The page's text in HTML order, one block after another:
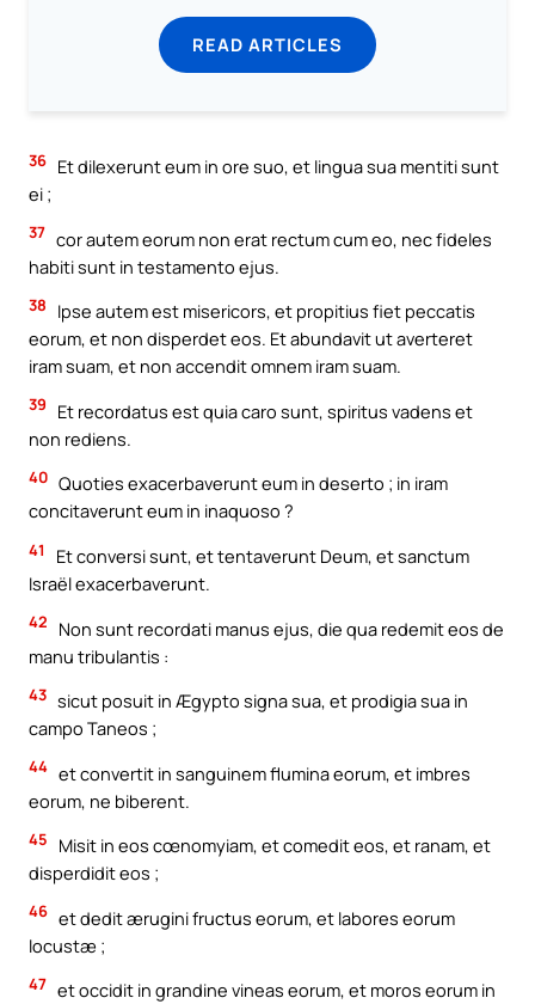
READ ARTICLES
36 Et dilexerunt eum in ore suo, et lingua sua mentiti sunt
ei ;
37 cor autem eorum non erat rectum cum eo, nec fideles
habiti sunt in testamento ejus.
38
Ipse autem est misericors, et propitius fiet peccatis
eorum, et non disperdet eos. Et abundavit ut averteret
iram suam, et non accendit omnem iram suam.
39
Et recordatus est quia caro sunt, spiritus vadens et
non rediens.
40 Quoties exacerbaverunt eum in deserto ; in iram
concitaverunt eum in inaquoso ?
41
Et conversi sunt, et tentaverunt Deum, et sanctum
Israël exacerbaverunt.
42
Non sunt recordati manus ejus, die qua redemit eos de
manu tribulantis :
43 sicut posuit in Ægypto signa sua, et prodigia sua in
campo Taneos ;
44 et convertit in sanguinem flumina eorum, et imbres
eorum, ne biberent.
45
Misit in eos cœnomyiam, et comedit eos, et ranam, et
disperdidit eos ;
46 et dedit ærugini fructus eorum, et labores eorum
locustæ ;
47 et occidit in grandine vineas eorum, et moros eorum in